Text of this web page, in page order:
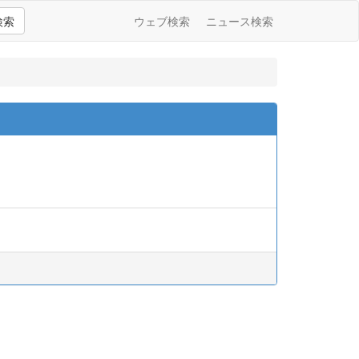
索 ウェブ検索 ニュース検索